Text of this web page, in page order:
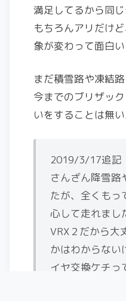
満足してるから同
もちろんアリだけ
象が変わって面白い
まだ積雪路や凍結
今までのブリザッ
いをすることは無
2019/3/17追記
さんざん降雪路
たが、全くもっ
心して走れまし
VRX２だから大
かはわからない
イヤ交換ケチっ